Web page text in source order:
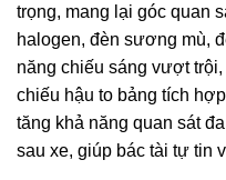
trọng, mang lại góc quan
halogen, đèn sương mù,
năng chiếu sáng vượt
chiếu hậu to bảng tích
tăng khả năng quan sát
sau xe, giúp bác tài tự tin